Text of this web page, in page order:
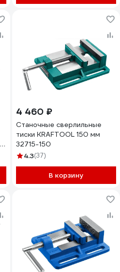
4 460 ₽
Станочные сверлильные
тиски KRAFTOOL 150 мм
32715-150
4.3(37)
В корзину